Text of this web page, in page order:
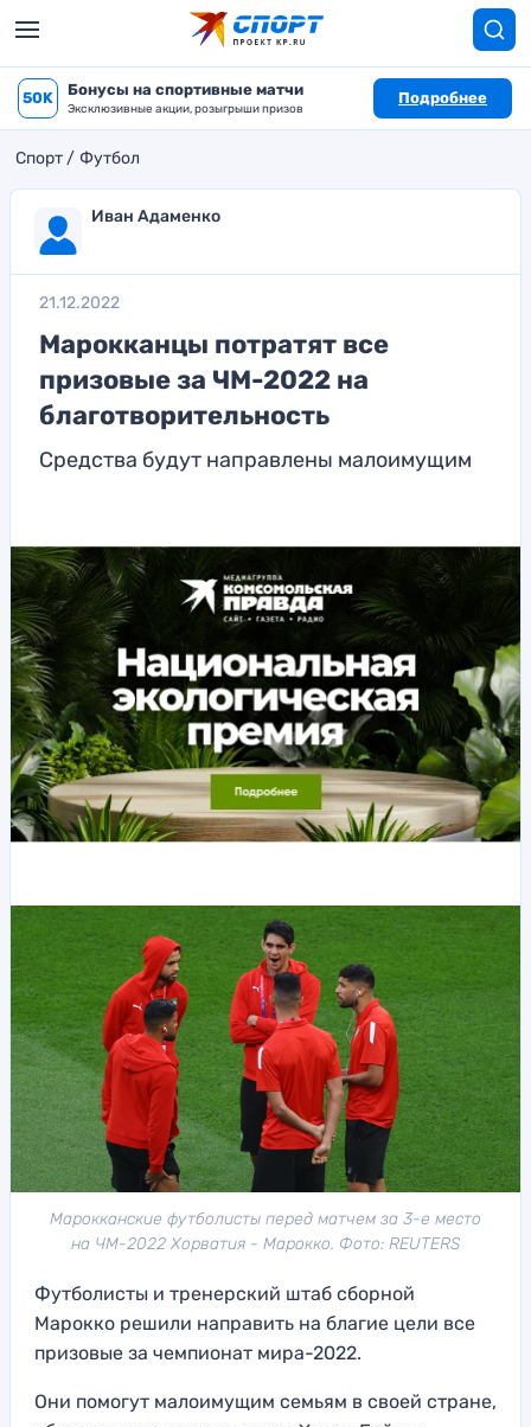
50K Бонусы на спортивные матчи
Эксклюзивные акции, розыгрыши призов
Подробнее
Спорт Футбол
Иван Адаменко
21.12.2022
Марокканцы потратят все
призовые за ЧМ-2022 на
благотворительность
Средства будут направлены малоимущим
Марокканские футболисты перед матчем за 3-е место
на ЧМ-2022 Хорватия - Марокко. Фото: REUTERS
Футболисты и тренерский штаб сборной
Марокко решили направить на благие цели все
призовые за чемпионат мира-2022.
Они помогут малоимущим семьям в своей стране,